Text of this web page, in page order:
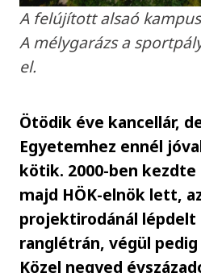
A felújított alsaó
A mélygarázs a
el.
Ötödik éve kancellár,
Egyetemhez ennél
kötik. 2000-ben
majd HÖK-elnök lett,
projektirodánál
ranglétrán, végül
Közel negyed